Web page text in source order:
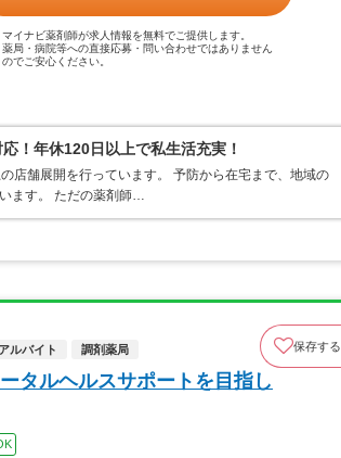
マイナビ薬剤師が求人情報を無料でご提供します。
薬局・病院等への直接応募・問い合わせではありません
のでご安心ください。
！年休120日以上で私生活充実！
店舗展開を行っています。 予防から在宅まで、地域の
ます。 ただの薬剤師…
ルバイト 調剤薬局 保存する
タルヘルスサポートを目指し